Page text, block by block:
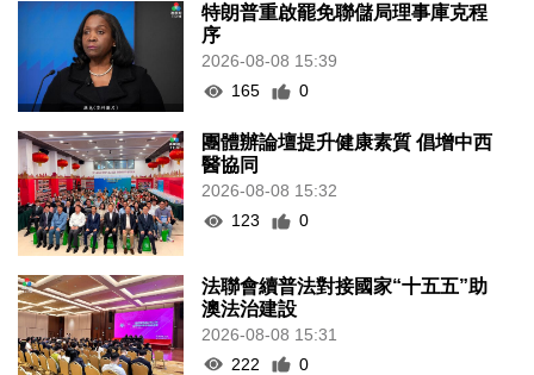
特朗普重啟罷免聯儲局理事庫克程
序
2026-08-08 15:39
165
0
團體辦論壇提升健康素質 倡增中西
醫協同
2026-08-08 15:32
123
0
法聯會續普法對接國家“十五五”助
澳法治建設
2026-08-08 15:31
222
0